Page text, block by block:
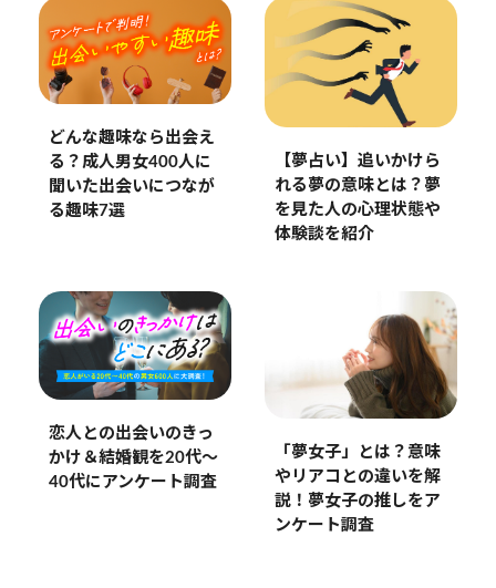
どんな趣味なら出会え
る？成人男女400人に
聞いた出会いにつなが
る趣味7選
【夢占い】追いかけら
れる夢の意味とは？夢
を見た人の心理状態や
体験談を紹介
恋人との出会いのきっ
かけ＆結婚観を20代〜
40代にアンケート調査
「夢女子」とは？意味
やリアコとの違いを解
説！夢女子の推しをア
ンケート調査